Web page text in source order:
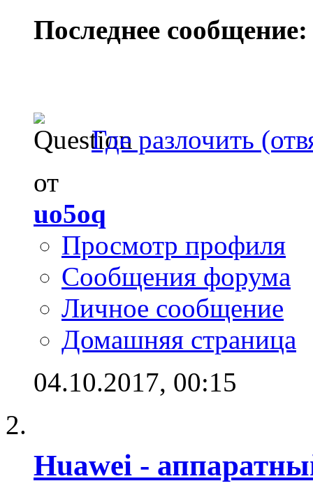
Последнее сообщение:
Где разлочить
от
uo5oq
Просмотр профиля
Сообщения форума
Личное сообщение
Домашняя страница
04.10.2017, 00:15
Huawei -